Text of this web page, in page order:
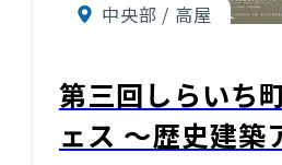
中央部 / 高屋
第三回しらいち
ェス 〜歴史建築